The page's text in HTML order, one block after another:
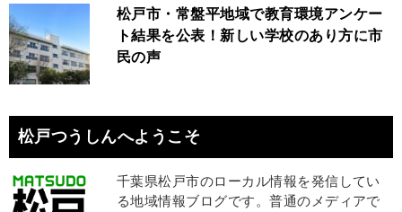
松戸市・常盤平地域で教育環境アンケー
ト結果を公表！新しい学校のあり方に市
民の声
松戸つうしんへようこそ
千葉県松戸市のローカル情報を発信してい
る地域情報ブログです。普通のメディアで